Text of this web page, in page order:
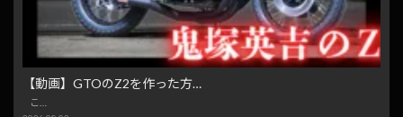
【動画】GTOのZ2を作った方…
こ…